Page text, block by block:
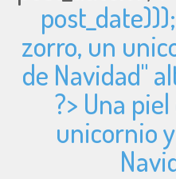
zorro, un
de Navidad"
?> Una
unicornio